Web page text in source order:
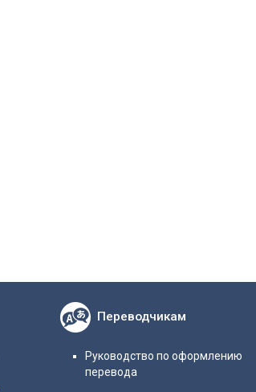
Переводчикам
Руководство по оформлению
перевода